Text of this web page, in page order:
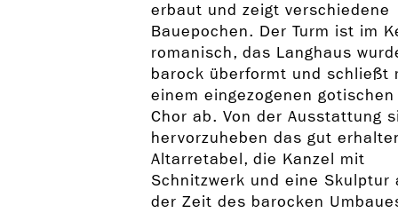
erbaut und zeigt verschiedene
Bauepochen. Der Turm ist im
romanisch, das Langhaus
barock überformt und schließt
einem eingezogenen gotischen
Chor ab. Von der Ausstattung
hervorzuheben das gut
Altarretabel, die Kanzel mit
Schnitzwerk und eine Skulptur
der Zeit des barocken